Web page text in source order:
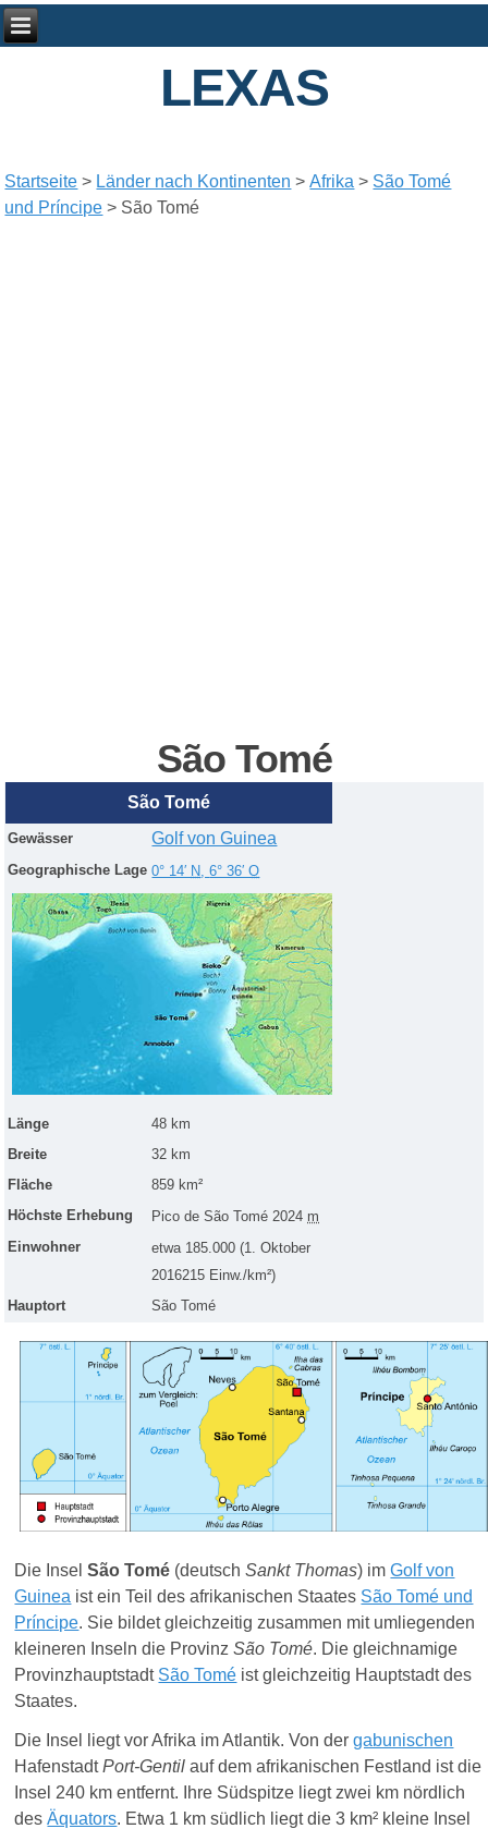
LEXAS
Startseite > Länder nach Kontinenten >Afrika > São Tomé
und Príncipe > São Tomé
São Tomé
São Tomé
Gewässer Golf von Guinea
Geographische Lage 0° 14′ N,6° 36′O
Länge
48 km
Breite
32 km
Fläche
859 km²
Höchste Erhebung
Pico de São Tomé2024 m
Einwohner
etwa 185.000(1. Oktober
2016215 Einw./km²)
Hauptort
São Tomé
Die InselSão Tomé (deutschSankt Thomas) imGolf von
Guinea ist ein Teil des afrikanischen Staates São Tomé und
Príncipe. Sie bildet gleichzeitig zusammen mit umliegenden
kleineren Inseln die ProvinzSão Tomé. Die gleichnamige
Provinzhauptstadt São Tomé ist gleichzeitig Hauptstadt des
Staates.
Die Insel liegt vor Afrika im Atlantik. Von dergabunischen
HafenstadtPort-Gentil auf dem afrikanischen Festland ist die
Insel 240 km entfernt. Ihre Südspitze liegt zwei km nördlich
desÄquators. Etwa 1 km südlich liegt die 3 km² kleine Insel